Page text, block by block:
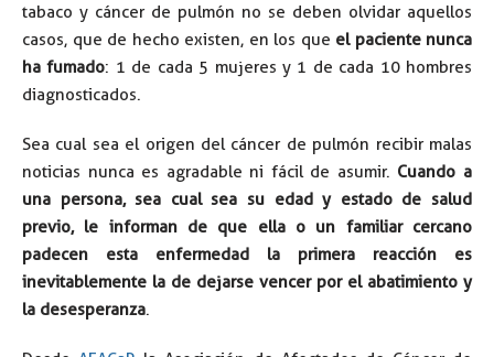
tabaco y cáncer de pulmón no se deben olvidar aquellos
casos, que de hecho existen, en los que el paciente nunca
ha fumado: 1 de cada 5 mujeres y 1 de cada 10 hombres
diagnosticados.
Sea cual sea el origen del cáncer de pulmón recibir malas
noticias nunca es agradable ni fácil de asumir. Cuando a
una persona, sea cual sea su edad y estado de salud
previo, le informan de que ella o un familiar cercano
padecen esta enfermedad la primera reacción es
inevitablemente la de dejarse vencer por el abatimiento y
la desesperanza.